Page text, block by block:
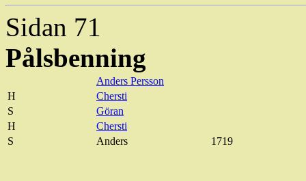
Sidan 71
Pålsbenning
Anders Persson
H
Chersti
S
Göran
H
Chersti
S
Anders 1719